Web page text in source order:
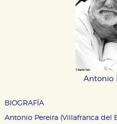
Antonio
BIOGRAFÍA
Antonio Pereira (Villafranca del